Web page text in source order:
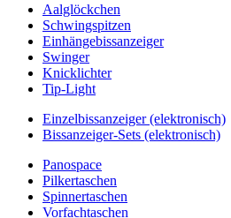
Aalglöckchen
Schwingspitzen
Einhängebissanzeiger
Swinger
Knicklichter
Tip-Light
Einzelbissanzeiger (elektronisch)
Bissanzeiger-Sets (elektronisch)
Panospace
Pilkertaschen
Spinnertaschen
Vorfachtaschen